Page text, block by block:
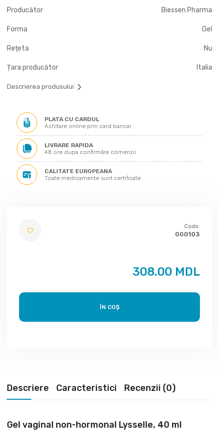
Producător Biessen Pharma
Forma Gel
Rețeta Nu
Țara producător Italia
Descrierea produsului
PLATA CU CARDUL
Achitare online prin card bancar
LIVRARE RAPIDA
48 ore dupa confirmăre comenzii
CALITATE EUROPEANA
Toate medicamente sunt certificate
Code:
000103
308.00 MDL
ÎN COȘ
Descriere Caracteristici Recenzii (0)
Gel vaginal non-hormonal Lysselle, 40 ml